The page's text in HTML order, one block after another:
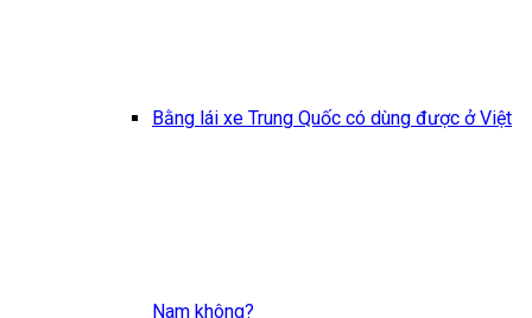
Bằng lái xe Trung Quốc có dùng được ở Việt
Nam không?